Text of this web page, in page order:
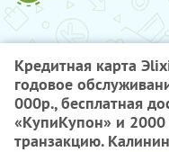
Кредитная карта
годовое
000р., бесплатная
«КупиКупон» и
транзакцию.